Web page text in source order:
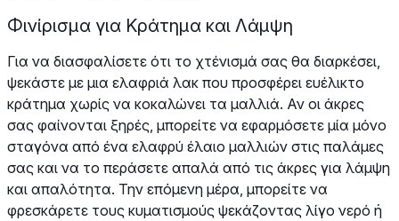
Φινίρισμα για Κράτημα και Λάμψη
Για να διασφαλίσετε ότι το χτένισμά σας θα διαρκέσει,
ψεκάστε με μια ελαφριά λακ που προσφέρει ευέλικτο
κράτημα χωρίς να κοκαλώνει τα μαλλιά. Αν οι άκρες
σας φαίνονται ξηρές, μπορείτε να εφαρμόσετε μία μόνο
σταγόνα από ένα ελαφρύ έλαιο μαλλιών στις παλάμες
σας και να το περάσετε απαλά από τις άκρες για λάμψη
και απαλότητα. Την επόμενη μέρα, μπορείτε να
φρεσκάρετε τους κυματισμούς ψεκάζοντας λίγο νερό ή